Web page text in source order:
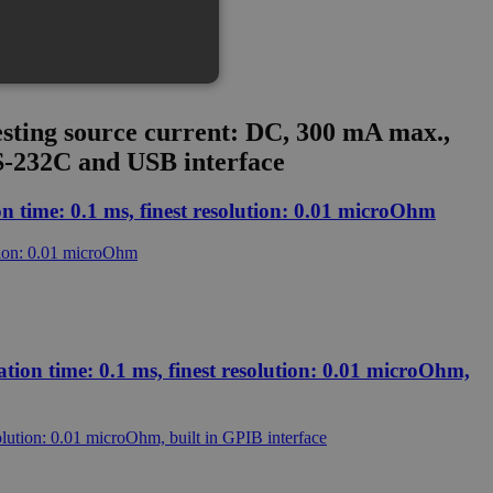
source current: DC, 300 mA max.,
and USB interface
time: 0.1 ms, finest resolution: 0.01 microOhm
time: 0.1 ms, finest resolution: 0.01 microOhm,
a fiókkezelést. A weboldal
jellemző lehet, de jó példa
tart fenn.
Leírás